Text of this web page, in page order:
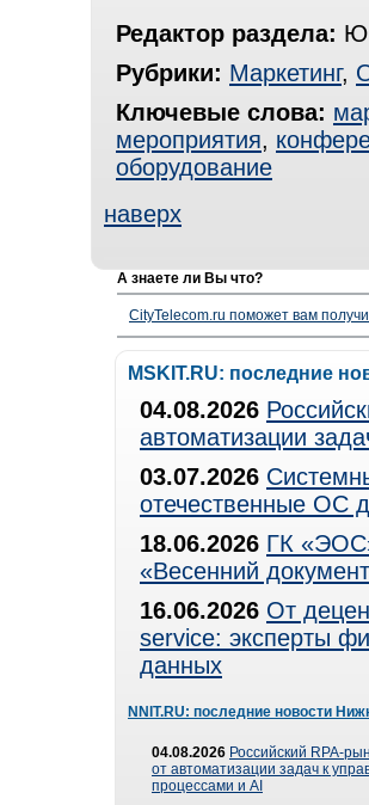
Редактор раздела:
Рубрики: Маркетинг,
Ключевые слова:
мероприятия,
оборудование
наверх
А знаете ли Вы что?
CityTelecom.ru поможет вам
MSKIT.RU: последние
04.08.2026
автоматизации
03.07.2026
отечественные ОС
18.06.2026 ГК
«Весенний
16.06.2026 От
service: эксперты
данных
NNIT.RU: последние новости
04.08.2026 Российский RPA-
от автоматизации задач к
процессами и AI